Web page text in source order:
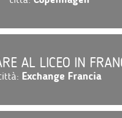
AL LICEO IN
Exchange Francia